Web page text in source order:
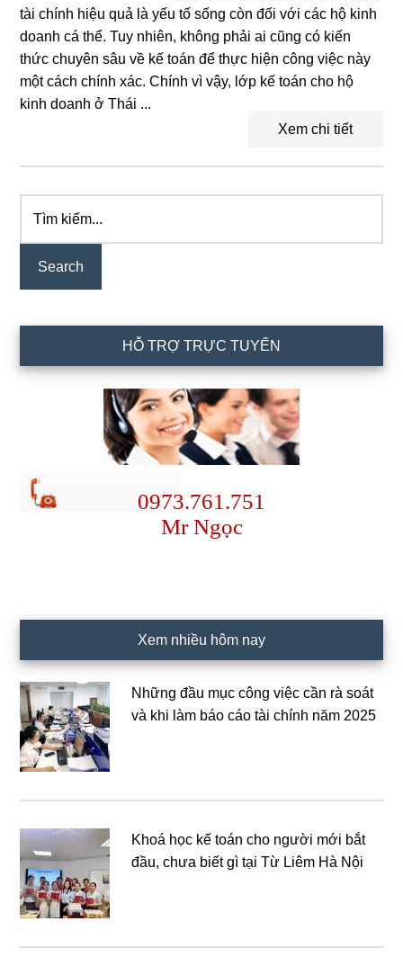
tài chính hiệu quả là yếu tố sống còn đối với các hộ kinh
doanh cá thể. Tuy nhiên, không phải ai cũng có kiến
thức chuyên sâu về kế toán để thực hiện công việc này
một cách chính xác. Chính vì vậy, lớp kế toán cho hộ
kinh doanh ở Thái ...
Xem chi tiết
Primary
Sidebar
kiếm...
HỖ TRỢ TRỰC TUYẾN
0973.761.751
Mr Ngọc
Xem nhiều hôm nay
Những đầu mục công việc cần rà soát
và khi làm báo cáo tài chính năm 2025
Khoá học kế toán cho người mới bắt
đầu, chưa biết gì tại Từ Liêm Hà Nội